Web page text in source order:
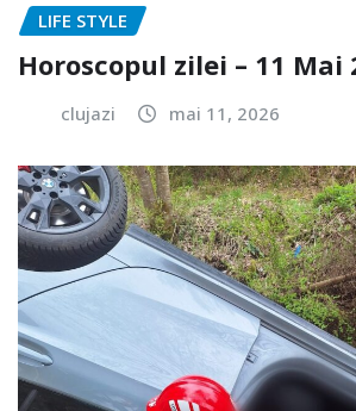
LIFE STYLE
Horoscopul zilei – 11 Mai
clujazi mai 11, 2026